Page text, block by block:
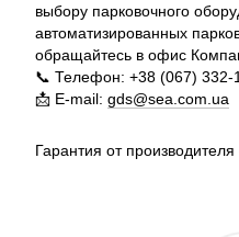
выбору парковочного
автоматизированных
обращайтесь в офис
📞 Телефон: +38 (067) 332-
📩 E-mail: gds@sea.com.ua
Гарантия от